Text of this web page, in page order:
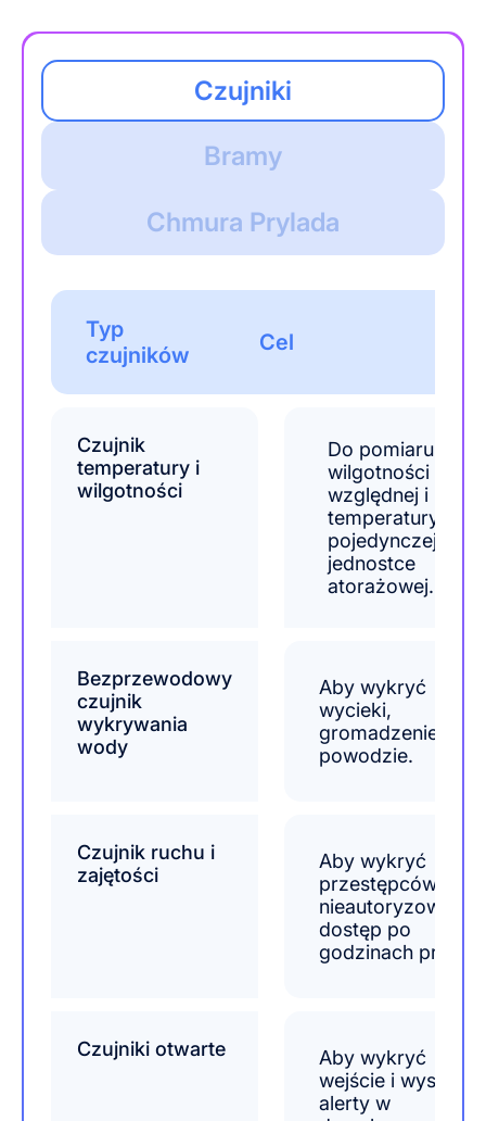
Czujniki
Bramy
Chmura Prylada
Typ
czujników
Cel
Czujnik
temperatury i
wilgotności
Do pomiaru
wilgotności
względnej i
temperatury w
pojedynczej
jednostce
atorażowej.
Bezprzewodowy
czujnik
wykrywania
wody
Aby wykryć
wycieki,
gromadzenie i
powodzie.
Czujnik ruchu i
zajętości
Aby wykryć
przestępców i
nieautoryzowany
dostęp po
godzinach pracy.
Czujniki otwarte
Aby wykryć
wejście i wysyłać
alerty w